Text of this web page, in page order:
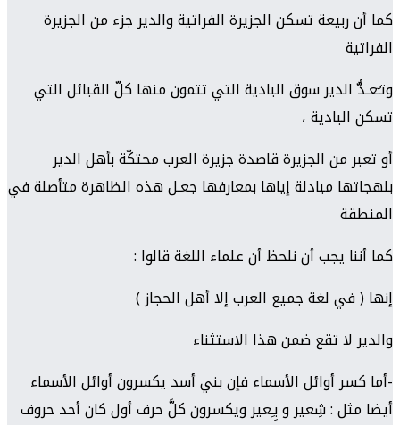
كما أن ربيعة تسكن الجزيرة الفراتية والدير جزء من الجزيرة
الفراتية
وتـُعـدُّ الدير سوق البادية التي تتمون منها كلّ القبائل التي
تسكن البادية ،
أو تعبر من الجزيرة قاصدة جزيرة العرب محتكّة بأهل الدير
بلهجاتها مبادلة إياها بمعارفها جعـل هذه الظاهرة متأصلة في
المنطقة
كما أننا يجب أن نلحظ أن علماء اللغة قالوا :
إنها ( في لغة جميع العرب إلا أهل الحجاز )
والدير لا تقع ضمن هذا الاستثناء
-أما كسر أوائل الأسماء فإن بني أسد يكسرون أوائل الأسماء
أيضا مثل : شِعير و بِـِعير ويكسرون كلَّ حرف أول كان أحد حروف